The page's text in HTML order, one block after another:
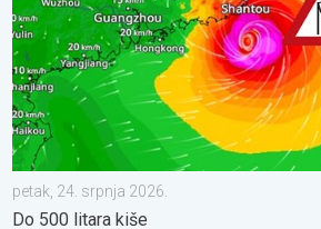
petak, 24. srpnja 2026.
Do 500 litara kiše